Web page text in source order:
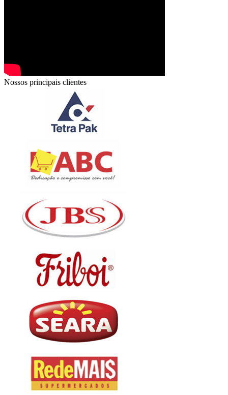
Nossos principais clientes